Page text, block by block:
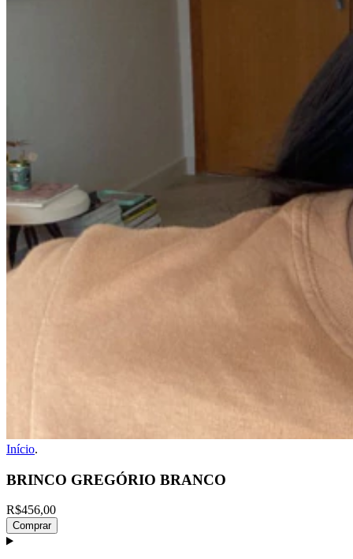
Início.
BRINCO GREGÓRIO BRANCO
R$456,00
Comprar